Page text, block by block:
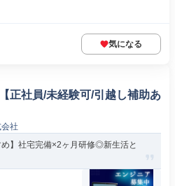
気になる
正社員/未経験可/引越し補助あ
社
め】社宅完備×2ヶ月研修◎新生活と